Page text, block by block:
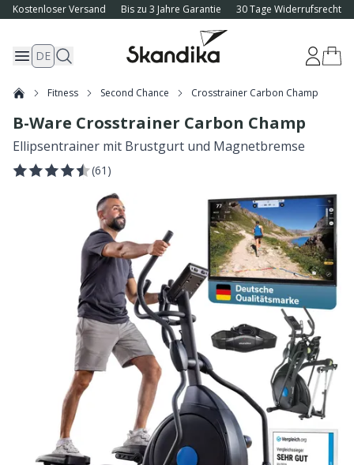
Kostenloser Versand Bis zu 3 Jahre Garantie 30 Tage Widerrufsrecht
DE
Fitness Second Chance Crosstrainer Carbon Champ
B-Ware Crosstrainer Carbon Champ
Ellipsentrainer mit Brustgurt und Magnetbremse
(61 )